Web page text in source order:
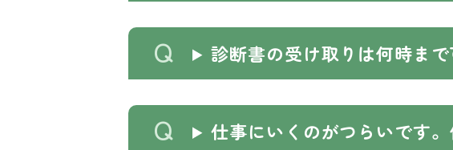
診断書の受け取りは何時ま
仕事にいくのがつらいです